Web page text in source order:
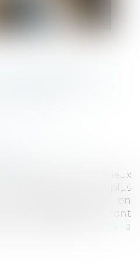
marchés
en application
(DMA), qui vise à mieux
économiques des plus
numériques, entre en
Ces entreprises auront
s'y conformer...
Lire la